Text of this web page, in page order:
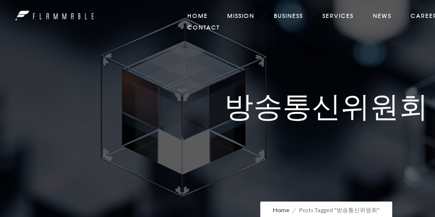
HOME MISSION BUSINESS SERVICES NEWS
CONTACT
방송통신위원회
Home Posts Tagged "방송통신위원회"